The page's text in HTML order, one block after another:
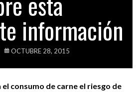
CON UNA SOLA CARTA PONEN EN…
información
OCTUBRE 28, 2015
consumo de carne el riesgo de